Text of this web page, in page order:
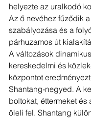
helyezte az uralkodó
Az ő nevéhez fűződik
szabályozása és a
párhuzamos út
A változások
kereskedelmi és
központot
Shantang-negyed. A
boltokat, éttermeket és
öleli fel. Shantang